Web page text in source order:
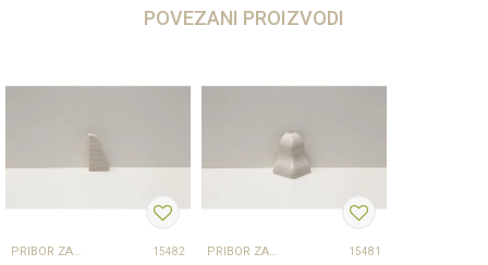
POVEZANI PROIZVODI
PRIBOR ZA UGRADNJU PODOVA – SVE NA JEDNOM MJESTU 15482 PRIBOR ZA UGRADNJU PODOVA – SVE NA JEDNOM MJESTU 15481